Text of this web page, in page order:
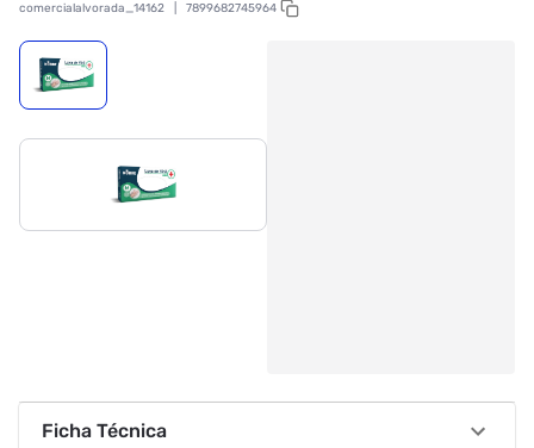
comercialalvorada_14162 7899682745964
Ficha Técnica